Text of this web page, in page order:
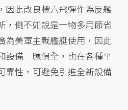
因此改良標六飛彈作為反艦
，倒不如說是一物多用節省
為美軍主戰艦艇使用，因此
設備一應俱全，也在各種平
靠性，可避免引進全新設備